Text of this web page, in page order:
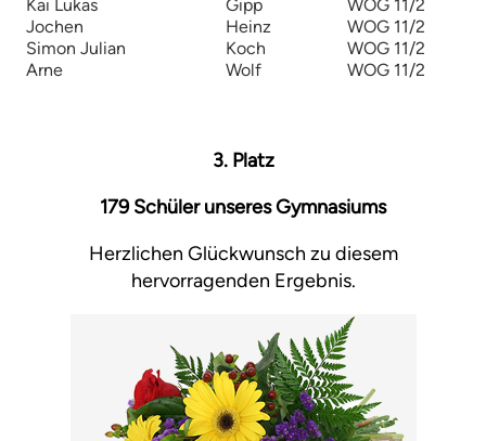
Kai Lukas Gipp
WOG 11/2
Jochen
Heinz
WOG 11/2
Simon Julian
Koch
WOG 11/2
Arne
Wolf WOG 11/2
3. Platz
179 Schüler unseres Gymnasiums
Herzlichen Glückwunsch zu diesem
hervorragenden Ergebnis.